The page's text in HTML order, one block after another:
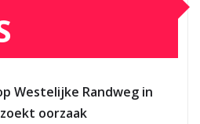
Westelijke Randweg in
oorzaak